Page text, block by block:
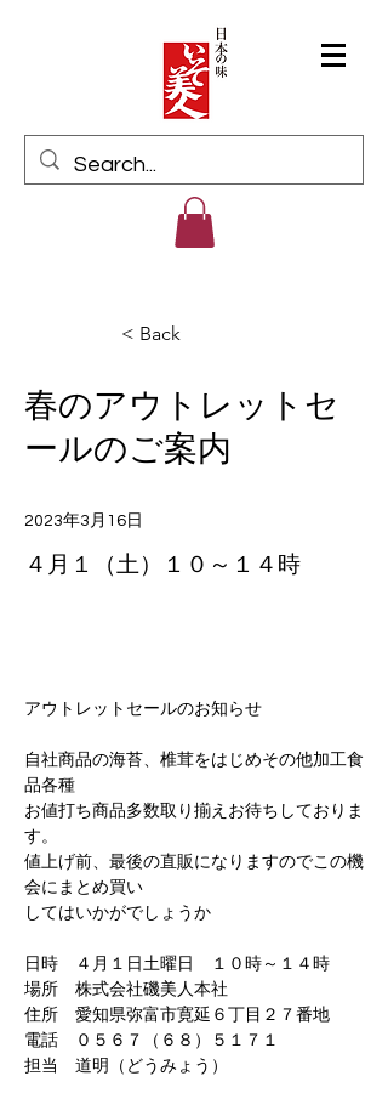
Log In
< Back
春のアウトレットセ
ールのご案内
2023年3月16日
４月１（土）１０～１４時
アウトレットセールのお知らせ
自社商品の海苔、椎茸をはじめその他加工食
品各種
お値打ち商品多数取り揃えお待ちしておりま
す。
値上げ前、最後の直販になりますのでこの機
会にまとめ買い
してはいかがでしょうか
日時　４月１日土曜日　１０時～１４時
場所　株式会社磯美人本社
住所　愛知県弥富市寛延６丁目２７番地
電話　０５６７（６８）５１７１
担当　道明（どうみょう）